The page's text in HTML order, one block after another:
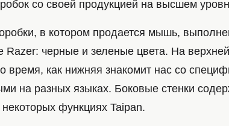
со своей продукцией на высшем
в котором продается мышь,
Razer: черные и зеленые цвета. На
время, как нижняя знакомит нас со
на разных языках. Боковые стенки
функциях Taipan.